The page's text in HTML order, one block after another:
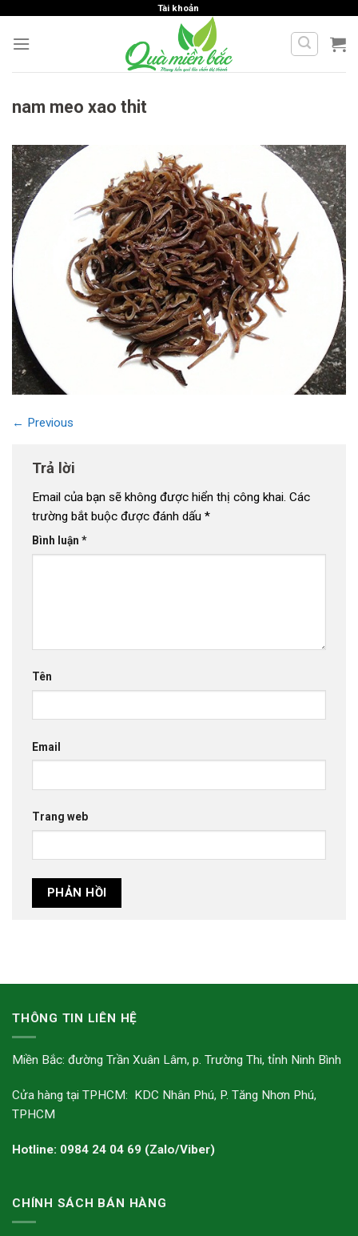
content
Tài khoản
nam meo xao thit
← Previous
Trả lời
Email của bạn sẽ không được hiển thị công khai. Các
trường bắt buộc được đánh dấu *
Bình luận *
Tên
Email
Trang web
THÔNG TIN LIÊN HỆ
Miền Bắc: đường Trần Xuân Lâm, p. Trường Thi, tỉnh Ninh Bình
Cửa hàng tại TPHCM: KDC Nhân Phú, P. Tăng Nhơn Phú,
TPHCM
Hotline: 0984 24 04 69 (Zalo/Viber)
CHÍNH SÁCH BÁN HÀNG